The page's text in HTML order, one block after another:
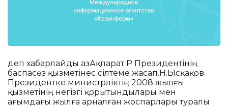
деп хабарлайды ҚазАқпарат ҚР Президентінің
баспасөз қызметінес сілтеме жасап.Н.Ысқақов
Президентке министрліктің 2008 жылғы
қызметінің негізгі қорытындылары мен
ағымдағы жылға арналған жоспарлары туралы